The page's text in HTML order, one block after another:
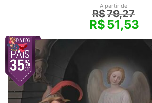
A partir de
R$79,27
R$51,53